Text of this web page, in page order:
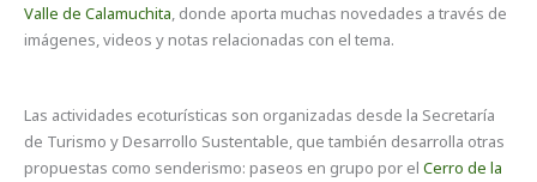
Valle de Calamuchita, donde aporta muchas novedades a través de
imágenes, videos y notas relacionadas con el tema.
Las actividades ecoturísticas son organizadas desde la Secretaría
de Turismo y Desarrollo Sustentable, que también desarrolla otras
propuestas como senderismo: paseos en grupo por elCerro de la